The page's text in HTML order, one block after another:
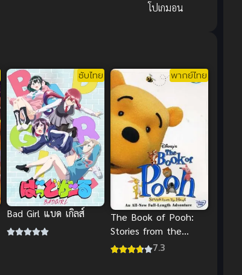
โปเกมอน
ซับไทย
Bad Girl แบด เกิลส์
พากย์ไทย
The Book of Pooh:
Stories from the
Heart บันทึกของหมีพู
7.3